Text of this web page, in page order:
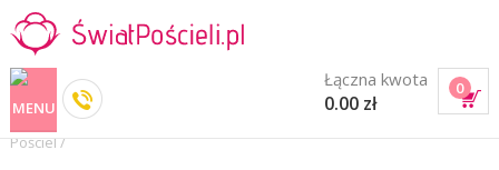
0
Łączna kwota
0.00 zł
Pościel/